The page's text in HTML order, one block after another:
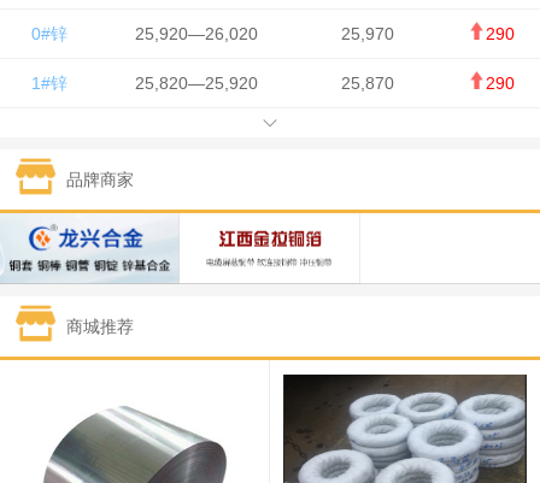
0#锌 25,920—26,020 25,970 290
1#锌 25,820—25,920 25,870 290
1#锡 434,000—436,000
1#镍 129,550—130,750
1#白银 15,100—15,110 15,105 -70
钯金
331,000 -10,000
89,000—95,000 92,000 1,000
2#锑 85,000—91,000 88,000 1,000
品牌商家
商城推荐